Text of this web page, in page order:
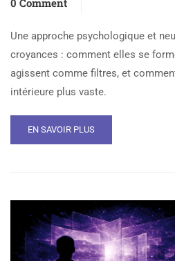
Une approche psychologique et
croyances : comment elles se
agissent comme filtres, et
intérieure plus vaste.
EN SAVOIR PLUS